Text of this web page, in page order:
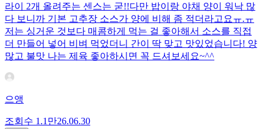
라이 2개 올려주는 센스는 굳!! ​다만 밥이랑 야채 양이 워낙 많
다 보니까 기본 고추장 소스가 양에 비해 좀 적더라고요ㅠ.ㅠ
저는 싱거운 것보다 매콤하게 먹는 걸 좋아해서 소스를 직접
더 만들어 넣어 비벼 먹었더니 간이 딱 맞고 맛있었습니다! 양
많고 불맛 나는 제육 좋아하시면 꼭 드셔보세요~^^
으앵
조회수 1.1만26.06.30